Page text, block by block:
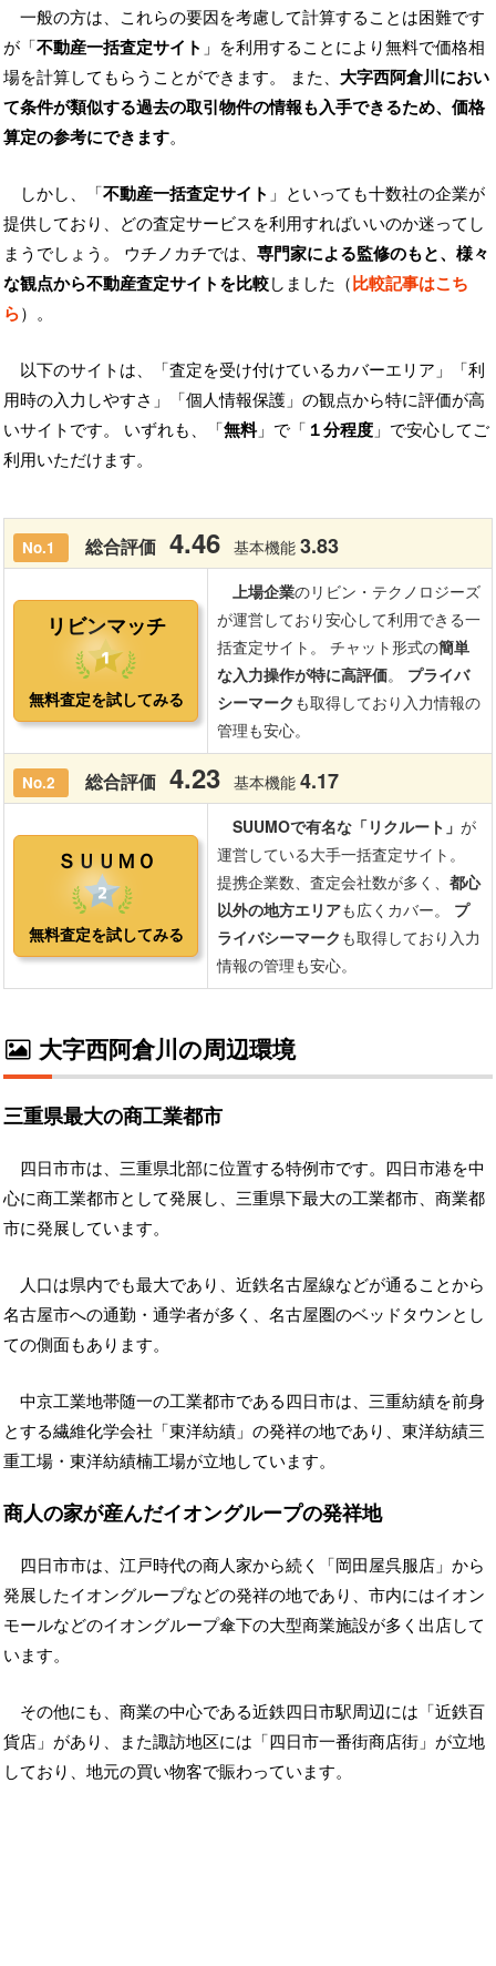
一般の方は、これらの要因を考慮して計算することは困難です
が「不動産一括査定サイト 」を利用することにより無料で価格相
場を計算してもらうことができます。 また、 大字西阿倉川におい
て条件が類似する過去の取引物件の情報も入手できるため、価格
算定の参考にできます。
しかし、「不動産一括査定サイト 」といっても十数社の企業が
提供しており、どの査定サービスを利用すればいいのか迷ってし
まうでしょう。 ウチノカチでは、 専門家による監修のもと、様々
な観点から不動産査定サイトを比較しました（比較記事はこち
ら）。
以下のサイトは、「査定を受け付けているカバーエリア」「利
用時の入力しやすさ」「個人情報保護」の観点から特に評価が高
いサイトです。 いずれも、「無料」で「 １分程度 」で安心してご
利用いただけます。
大字西阿倉川の周辺環境
三重県最大の商工業都市
四日市市は、三重県北部に位置する特例市です。四日市港を中
心に商工業都市として発展し、三重県下最大の工業都市、商業都
市に発展しています。
人口は県内でも最大であり、近鉄名古屋線などが通ることから
名古屋市への通勤・通学者が多く、名古屋圏のベッドタウンとし
ての側面もあります。
中京工業地帯随一の工業都市である四日市は、三重紡績を前身
とする繊維化学会社「東洋紡績」の発祥の地であり、東洋紡績三
重工場・東洋紡績楠工場が立地しています。
商人の家が産んだイオングループの発祥地
四日市市は、江戸時代の商人家から続く「岡田屋呉服店」から
発展したイオングループなどの発祥の地であり、市内にはイオン
モールなどのイオングループ傘下の大型商業施設が多く出店して
います。
その他にも、商業の中心である近鉄四日市駅周辺には「近鉄百
貨店」があり、また諏訪地区には「四日市一番街商店街」が立地
しており、地元の買い物客で賑わっています。